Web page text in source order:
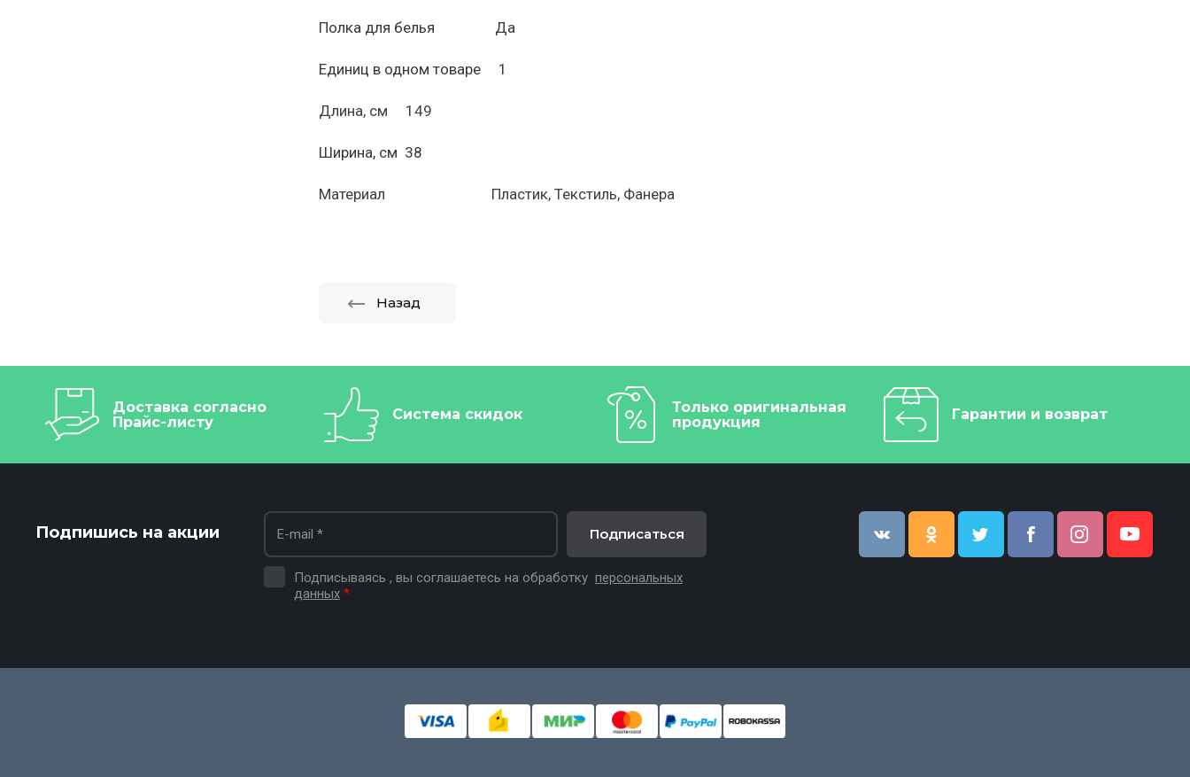
Полка для белья Да
Единиц в одном товаре 1
Длина, см 149
Ширина, см 38
Материал Пластик, Текстиль, Фанера
Назад
Доставка согласно
Прайс-листу
Система скидок
Только оригинальная
продукция
Гарантии и возврат
Подпишись на акции
Подписываясь , вы соглашаетесь на обработку персональных
данных *
Подписаться